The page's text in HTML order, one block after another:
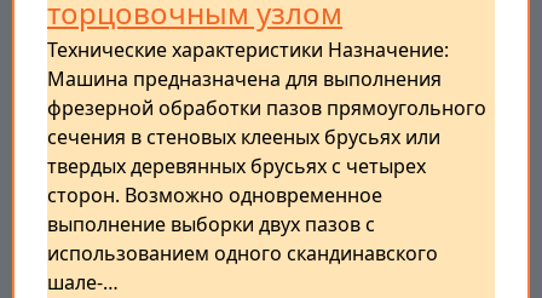
торцовочным узлом
Технические характеристики Назначение:
Машина предназначена для выполнения
фрезерной обработки пазов прямоугольного
сечения в стеновых клееных брусьях или
твердых деревянных брусьях с четырех
сторон. Возможно одновременное
выполнение выборки двух пазов с
использованием одного скандинавского
шале-…